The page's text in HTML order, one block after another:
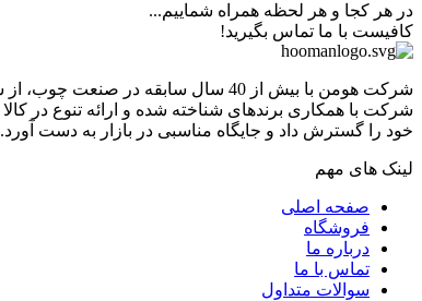
در هر کجا و هر لحظه همراه شماییم...
کافیست با ما تماس بگیرید!
خود را گسترش داد و جایگاه مناسبی در بازار به دست آورد.
لینک های مهم
صفحه اصلی
فروشگاه
درباره ما
تماس با ما
سوالات متداول